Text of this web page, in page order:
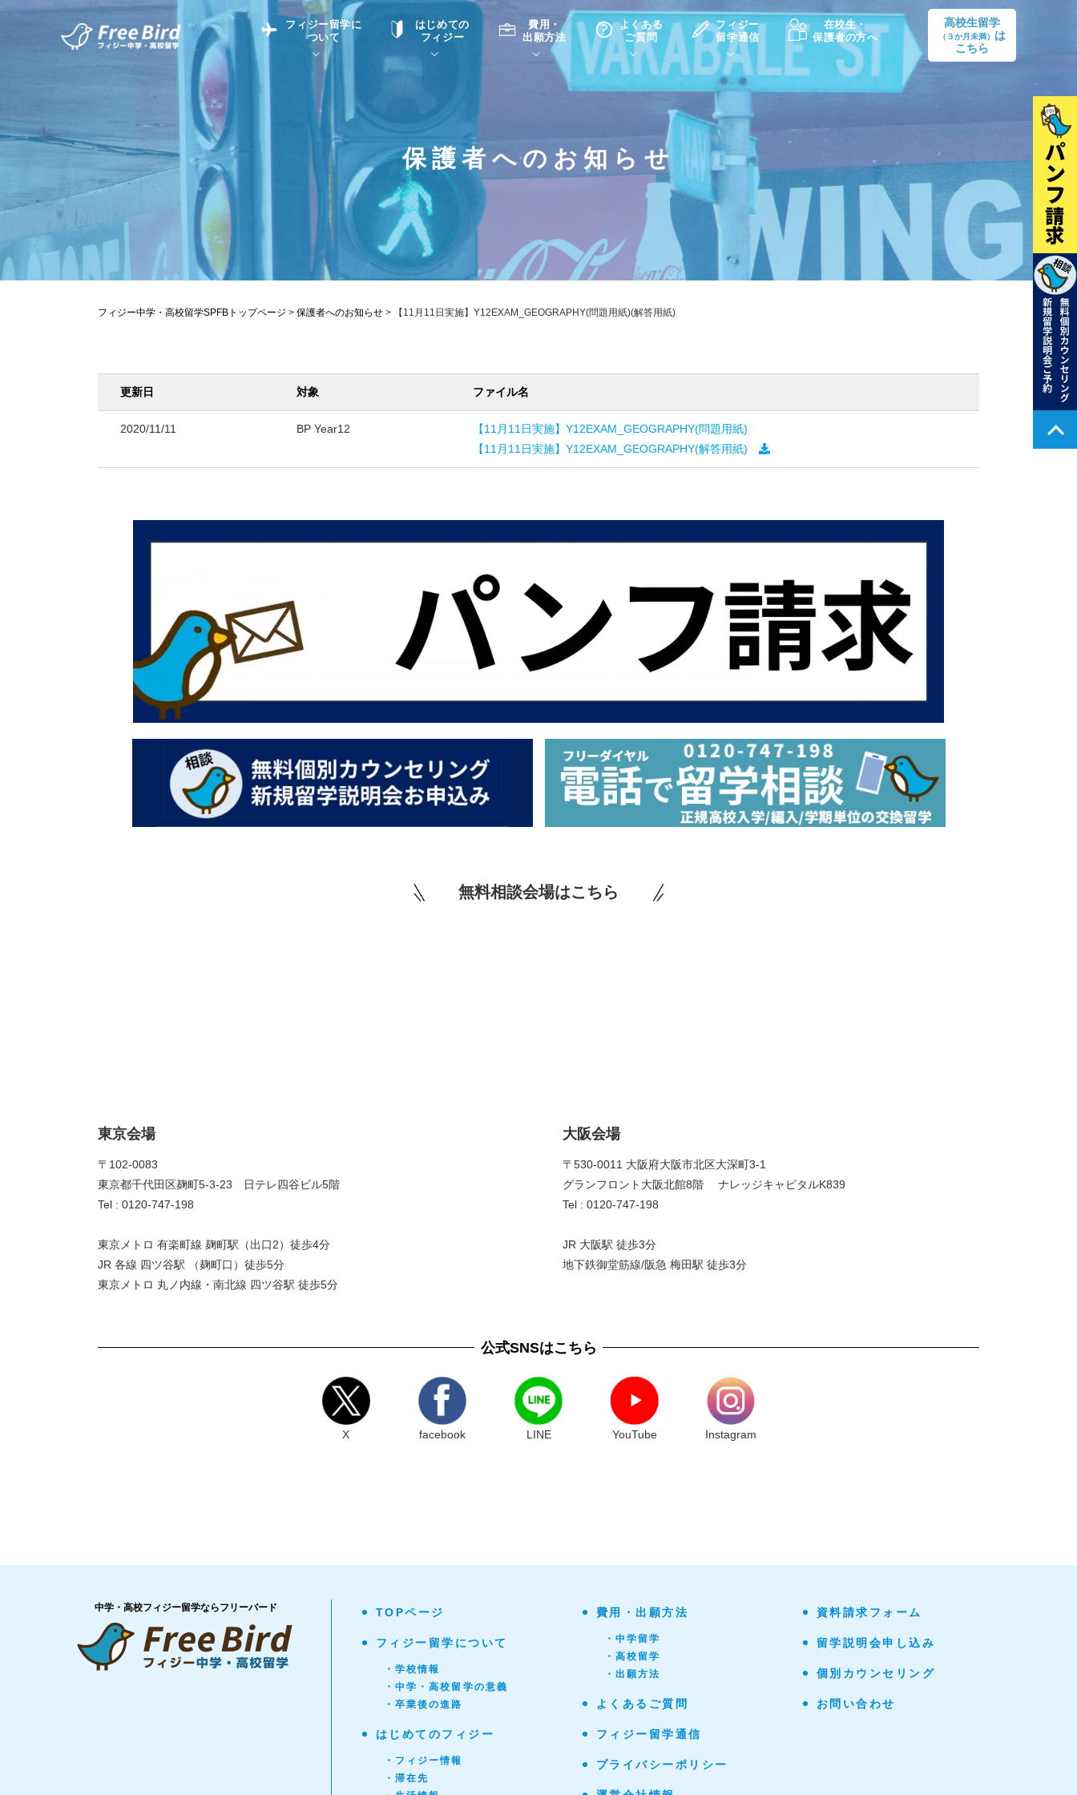
フィジー留学に
ついて
フィジー留学について
はじめての
フィジー
費用・
出願方法
よくある
ご質問
フィジーでの生活Q&A
現地高校Q&A 入学選考試験Q&A 留学後の大学進学Q&A
英語についてQ&A
フィジー
留学通信
フィジー留学通信TOP
在校生・
保護者の方へ
高校生留学
（３か月未満）
は
こちら
保護者へのお知らせ
フィジー中学・高校留学SPFBトップページ > 保護者へのお知らせ > 【11月11日実施】Y12EXAM_GEOGRAPHY(問題用紙)(解答用紙)
更新日 対象 ファイル名
2020/11/11 BP Year12
【11月11日実施】Y12EXAM_GEOGRAPHY(問題用紙)
【11月11日実施】Y12EXAM_GEOGRAPHY(解答用紙)
無料相談会場はこちら
東京会場
〒102-0083
東京都千代田区麹町5-3-23 日テレ四谷ビル5階
Tel : 0120-747-198
東京メトロ 有楽町線 麹町駅（出口2）徒歩4分
JR 各線 四ツ谷駅 （麹町口）徒歩5分
東京メトロ 丸ノ内線・南北線 四ツ谷駅 徒歩5分
大阪会場
〒530-0011 大阪府大阪市北区大深町3-1
グランフロント大阪北館8階 ナレッジキャピタルK839
Tel : 0120-747-198
JR 大阪駅 徒歩3分
地下鉄御堂筋線/阪急 梅田駅 徒歩3分
公式SNSはこちら
X facebook LINE YouTube Instagram
中学・高校フィジー留学ならフリーバード TOPページ
フィジー留学について
・学校情報
・中学・高校留学の意義
・卒業後の進路
はじめてのフィジー
・フィジー情報
・滞在先
費用・出願方法
・中学留学
・高校留学
・出願方法
よくあるご質問
フィジー留学通信
プライバシーポリシー
資料請求フォーム
留学説明会申し込み
個別カウンセリング
お問い合わせ